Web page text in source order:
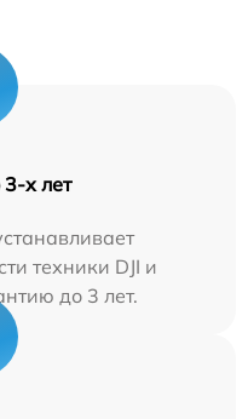
х лет
техники DJI и
до 3 лет.